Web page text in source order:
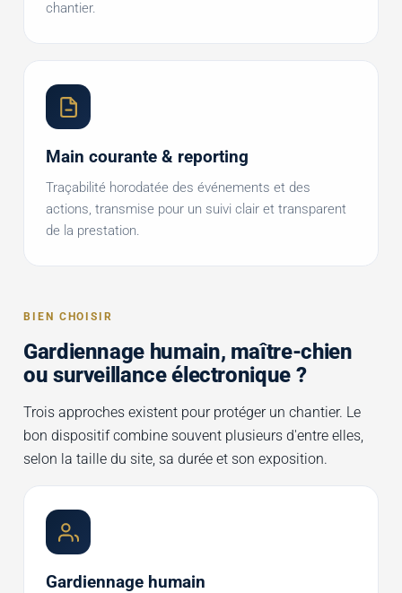
chantier.
Main courante & reporting
Traçabilité horodatée des événements et des
actions, transmise pour un suivi clair et transparent
de la prestation.
BIEN CHOISIR
Gardiennage humain, maître-chien
ou surveillance électronique ?
Trois approches existent pour protéger un chantier. Le
bon dispositif combine souvent plusieurs d'entre elles,
selon la taille du site, sa durée et son exposition.
Gardiennage humain